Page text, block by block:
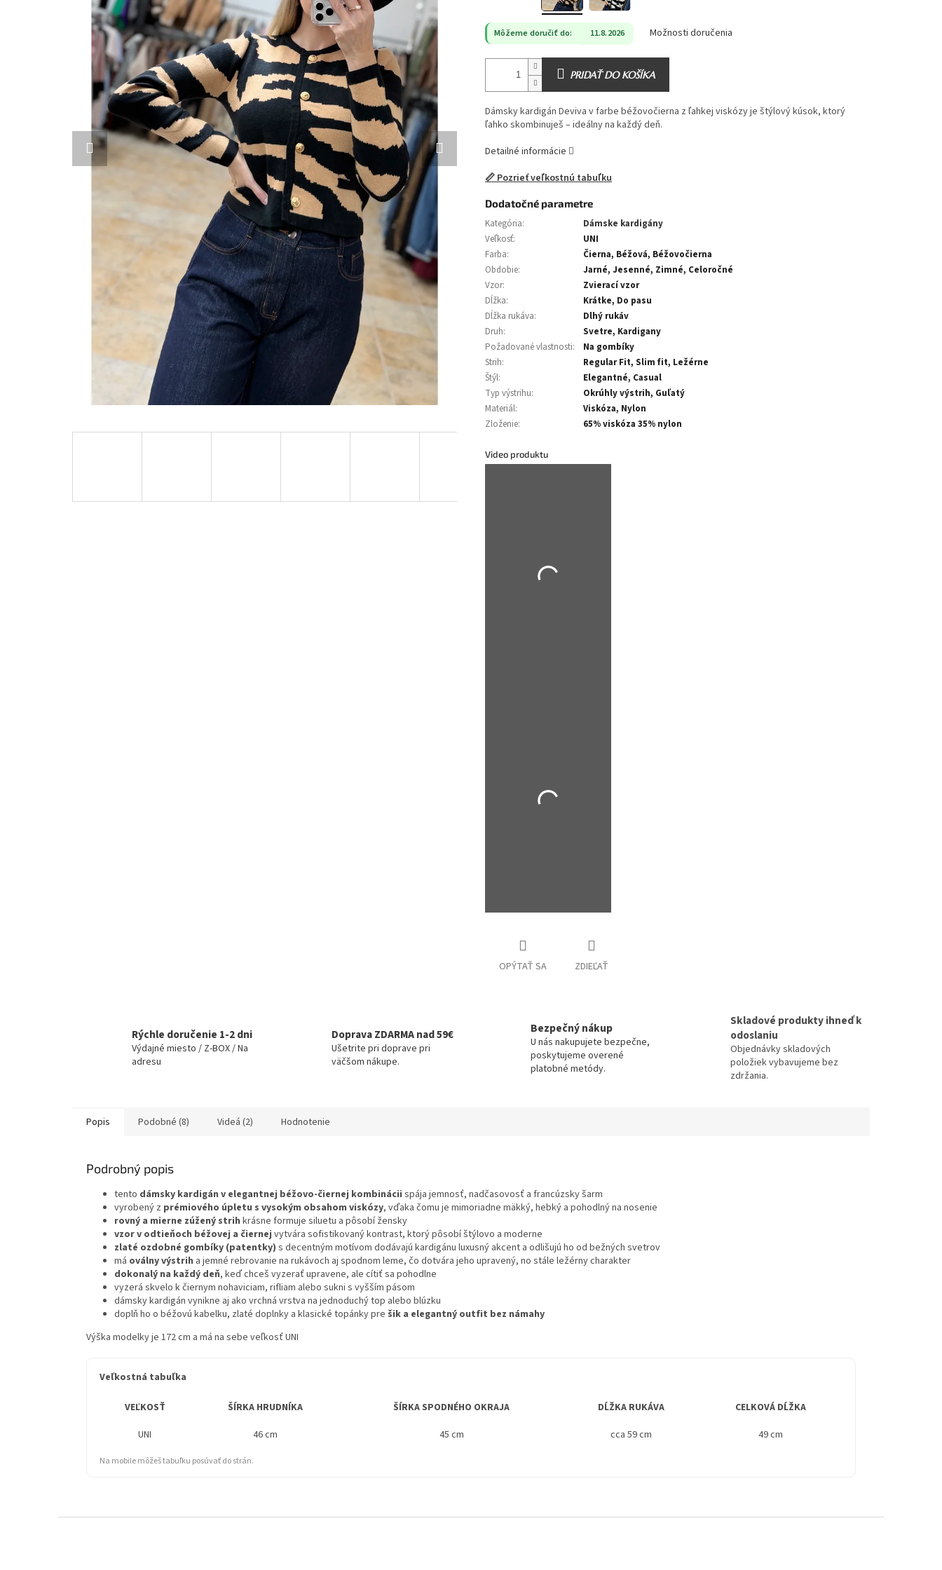
Môžeme doručiť do: 11.8.2026 Možnosti doručenia
PRIDAŤ DO KOŠÍKA
Dámsky kardigán Deviva v farbe béžovočierna z ľahkej viskózy je štýlový kúsok, ktorý
ľahko skombinuješ – ideálny na každý deň.
Detailné informácie
📏 Pozrieť veľkostnú tabuľku
Dodatočné parametre
Kategória:
Dámske kardigány
Veľkosť:
UNI
Farba:
Čierna, Béžová, Béžovočierna
Obdobie:
Jarné, Jesenné, Zimné, Celoročné
Vzor:
Zvierací vzor
Dĺžka:
Krátke, Do pasu
Dĺžka rukáva:
Dlhý rukáv
Druh:
Svetre, Kardigany
Požadované vlastnosti:
Na gombíky
Strih:
Regular Fit, Slim fit, Ležérne
Štýl:
Elegantné, Casual
Typ výstrihu:
Okrúhly výstrih, Guľatý
Materiál:
Viskóza, Nylon
Zloženie: 65% viskóza 35% nylon
Video produktu
OPÝTAŤ SA ZDIEĽAŤ
Rýchle doručenie 1-2 dni
Výdajné miesto / Z-BOX / Na
adresu
Doprava ZDARMA nad 59€
Ušetrite pri doprave pri
väčšom nákupe.
Bezpečný nákup
U nás nakupujete bezpečne,
poskytujeme overené
platobné metódy.
Skladové produkty ihneď k
odoslaniu
Objednávky skladových
položiek vybavujeme bez
zdržania.
Popis Podobné (8) Videá (2) Hodnotenie
Podrobný popis
tento dámsky kardigán v elegantnej béžovo-čiernej kombinácii spája jemnosť, nadčasovosť a francúzsky šarm
vyrobený z prémiového úpletu s vysokým obsahom viskózy, vďaka čomu je mimoriadne mäkký, hebký a pohodlný na nosenie
rovný a mierne zúžený strih krásne formuje siluetu a pôsobí žensky
vzor v odtieňoch béžovej a čiernej vytvára sofistikovaný kontrast, ktorý pôsobí štýlovo a moderne
zlaté ozdobné gombíky (patentky) s decentným motívom dodávajú kardigánu luxusný akcent a odlišujú ho od bežných svetrov
má oválny výstrih a jemné rebrovanie na rukávoch aj spodnom leme, čo dotvára jeho upravený, no stále ležérny charakter
dokonalý na každý deň, keď chceš vyzerať upravene, ale cítiť sa pohodlne
vyzerá skvelo k čiernym nohaviciam, rifliam alebo sukni s vyšším pásom
dámsky kardigán vynikne aj ako vrchná vrstva na jednoduchý top alebo blúzku
doplň ho o béžovú kabelku, zlaté doplnky a klasické topánky pre šik a elegantný outfit bez námahy
Výška modelky je 172 cm a má na sebe veľkosť UNI
Veľkostná tabuľka
VEĽKOSŤ ŠÍRKA HRUDNÍKA ŠÍRKA SPODNÉHO OKRAJA DĹŽKA RUKÁVA
CELKOVÁ DĹŽKA
UNI
46 cm 45 cm cca 59 cm 49 cm
Na mobile môžeš tabuľku posúvať do strán.